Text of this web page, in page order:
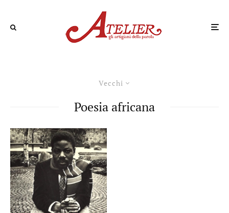
Vecchi
Poesia africana